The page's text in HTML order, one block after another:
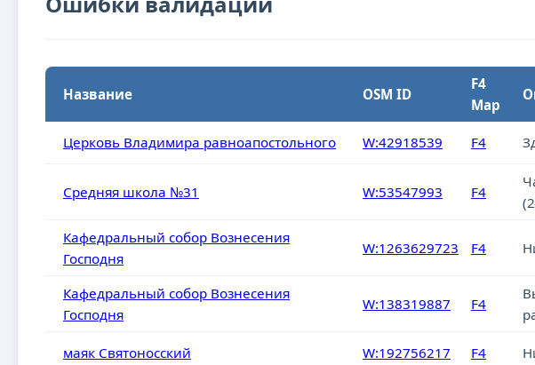
Название OSM ID
F4
Map
Церковь Владимира равноапостольного W:42918539 F4
Средняя школа №31 W:53547993 F4
Кафедральный собор Вознесения
Господня
W:1263629723 F4
Кафедральный собор Вознесения
Господня
W:138319887 F4
маяк Святоносский W:192756217 F4